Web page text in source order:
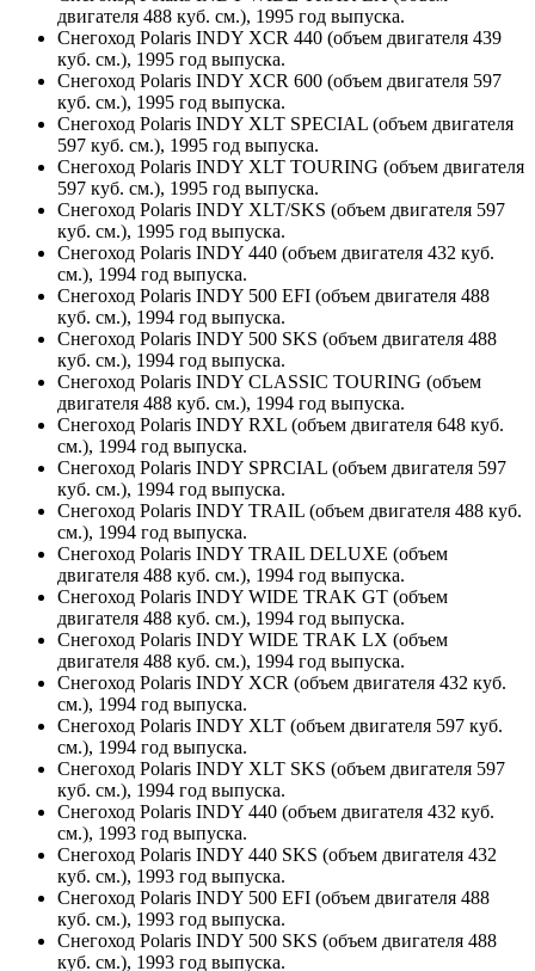
двигателя 488 куб. см.), 1995 год выпуска.
Снегоход Polaris INDY XCR 440 (объем двигателя 439
куб. см.), 1995 год выпуска.
Снегоход Polaris INDY XCR 600 (объем двигателя 597
куб. см.), 1995 год выпуска.
Снегоход Polaris INDY XLT SPECIAL (объем двигателя
597 куб. см.), 1995 год выпуска.
Снегоход Polaris INDY XLT TOURING (объем двигателя
597 куб. см.), 1995 год выпуска.
Снегоход Polaris INDY XLT/SKS (объем двигателя 597
куб. см.), 1995 год выпуска.
Снегоход Polaris INDY 440 (объем двигателя 432 куб.
см.), 1994 год выпуска.
Снегоход Polaris INDY 500 EFI (объем двигателя 488
куб. см.), 1994 год выпуска.
Снегоход Polaris INDY 500 SKS (объем двигателя 488
куб. см.), 1994 год выпуска.
Снегоход Polaris INDY CLASSIC TOURING (объем
двигателя 488 куб. см.), 1994 год выпуска.
Снегоход Polaris INDY RXL (объем двигателя 648 куб.
см.), 1994 год выпуска.
Снегоход Polaris INDY SPRCIAL (объем двигателя 597
куб. см.), 1994 год выпуска.
Снегоход Polaris INDY TRAIL (объем двигателя 488 куб.
см.), 1994 год выпуска.
Снегоход Polaris INDY TRAIL DELUXE (объем
двигателя 488 куб. см.), 1994 год выпуска.
Снегоход Polaris INDY WIDE TRAK GT (объем
двигателя 488 куб. см.), 1994 год выпуска.
Снегоход Polaris INDY WIDE TRAK LX (объем
двигателя 488 куб. см.), 1994 год выпуска.
Снегоход Polaris INDY XCR (объем двигателя 432 куб.
см.), 1994 год выпуска.
Снегоход Polaris INDY XLT (объем двигателя 597 куб.
см.), 1994 год выпуска.
Снегоход Polaris INDY XLT SKS (объем двигателя 597
куб. см.), 1994 год выпуска.
Снегоход Polaris INDY 440 (объем двигателя 432 куб.
см.), 1993 год выпуска.
Снегоход Polaris INDY 440 SKS (объем двигателя 432
куб. см.), 1993 год выпуска.
Снегоход Polaris INDY 500 EFI (объем двигателя 488
куб. см.), 1993 год выпуска.
Снегоход Polaris INDY 500 SKS (объем двигателя 488
куб. см.), 1993 год выпуска.